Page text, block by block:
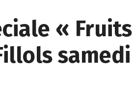
« Fruits